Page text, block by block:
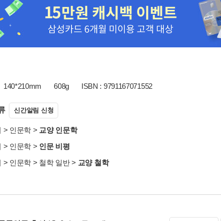
140*210mm 608g ISBN : 9791167071552
신간알림 신청
> 인문학 > 교양 인문학
> 인문학 > 인문 비평
> 인문학 > 철학 일반> 교양 철학